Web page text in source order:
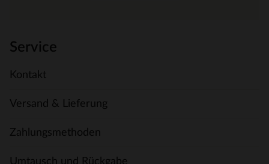
Service
Kontakt
Versand & Lieferung
Zahlungsmethoden
Umtausch und Rückgabe